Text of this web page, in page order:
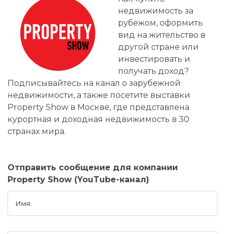
недвижимость за
рубежом, оформить
вид на жительство в
другой стране или
инвестировать и
получать доход?
Подписывайтесь на канал о зарубежной
недвижимости, а также посетите выставки
Property Show в Москве, где представлена
курортная и доходная недвижимость в 30
странах мира.
Отправить сообщение для компании
Property Show (YouTube-канал)
Имя: